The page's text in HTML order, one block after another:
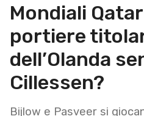
Mondiali
portiere
dell’Olanda
Cillessen?
Bijlow e Pasveer si